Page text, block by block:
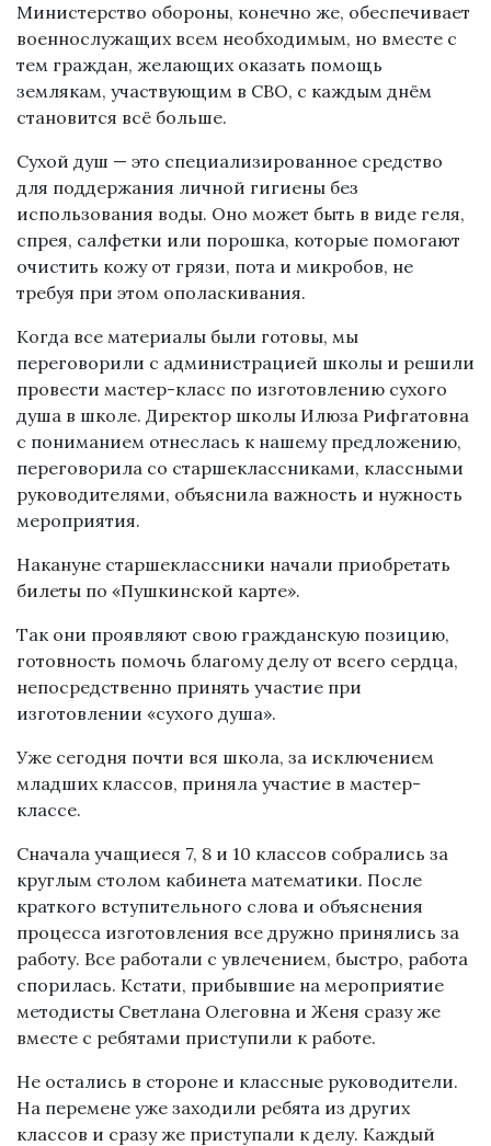
Министерство обороны, конечно же, обеспечивает
военнослужащих всем необходимым, но вместе с
тем граждан, желающих оказать помощь
землякам, участвующим в СВО, с каждым днём
становится всё больше.
Сухой душ — это специализированное средство
для поддержания личной гигиены без
использования воды. Оно может быть в виде геля,
спрея, салфетки или порошка, которые помогают
очистить кожу от грязи, пота и микробов, не
требуя при этом ополаскивания.
Когда все материалы были готовы, мы
переговорили с администрацией школы и решили
провести мастер-класс по изготовлению сухого
душа в школе. Директор школы Илюза Рифгатовна
с пониманием отнеслась к нашему предложению,
переговорила со старшеклассниками, классными
руководителями, объяснила важность и нужность
мероприятия.
Накануне старшеклассники начали приобретать
билеты по «Пушкинской карте».
Так они проявляют свою гражданскую позицию,
готовность помочь благому делу от всего сердца,
непосредственно принять участие при
изготовлении «сухого душа».
Уже сегодня почти вся школа, за исключением
младших классов, приняла участие в мастер-
классе.
Сначала учащиеся 7, 8 и 10 классов собрались за
круглым столом кабинета математики. После
краткого вступительного слова и объяснения
процесса изготовления все дружно принялись за
работу. Все работали с увлечением, быстро, работа
спорилась. Кстати, прибывшие на мероприятие
методисты Светлана Олеговна и Женя сразу же
вместе с ребятами приступили к работе.
Не остались в стороне и классные руководители.
На перемене уже заходили ребята из других
классов и сразу же приступали к делу. Каждый